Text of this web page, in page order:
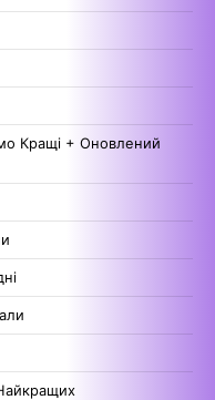
Кращі + Оновлений